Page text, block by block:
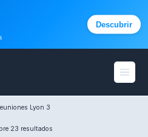
Lyon 3
23 resultados
Descubrir